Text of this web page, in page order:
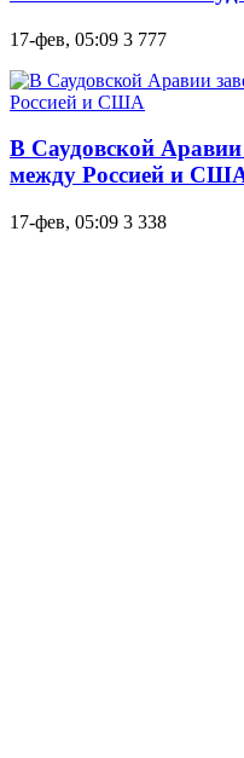
17-фев, 05:09 3 777
В Саудовской
между Россией и
17-фев, 05:09 3 338